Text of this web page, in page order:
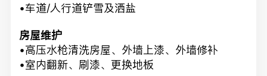
•车道/人行道铲雪及洒盐
房屋维护
•高压水枪清洗房屋、外墙上漆、外墙修补
•室内翻新、刷漆、更换地板